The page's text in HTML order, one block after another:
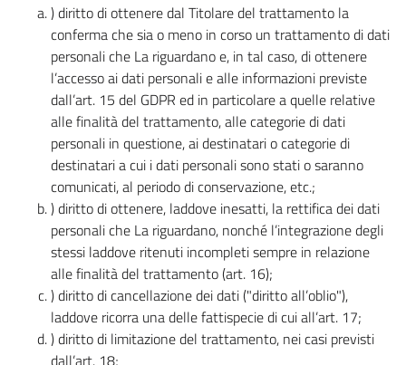
) diritto di ottenere dal Titolare del trattamento la
conferma che sia o meno in corso un trattamento di dati
personali che La riguardano e, in tal caso, di ottenere
l’accesso ai dati personali e alle informazioni previste
dall’art. 15 del GDPR ed in particolare a quelle relative
alle finalità del trattamento, alle categorie di dati
personali in questione, ai destinatari o categorie di
destinatari a cui i dati personali sono stati o saranno
comunicati, al periodo di conservazione, etc.;
) diritto di ottenere, laddove inesatti, la rettifica dei dati
personali che La riguardano, nonché l’integrazione degli
stessi laddove ritenuti incompleti sempre in relazione
alle finalità del trattamento (art. 16);
) diritto di cancellazione dei dati ("diritto all’oblio"),
laddove ricorra una delle fattispecie di cui all’art. 17;
) diritto di limitazione del trattamento, nei casi previsti
dall’art. 18;